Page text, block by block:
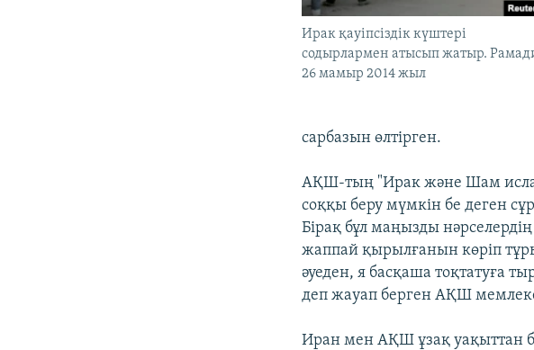
Ирак қауіпсіздік күштері
содырлармен атысып жатыр.
26 мамыр 2014 жыл
сарбазын өлтірген.
АҚШ-тың "Ирак және Шам
соққы беру мүмкін бе деген
Бірақ бұл маңызды
жаппай қырылғанын көріп
әуеден, я басқаша тоқтатуға
деп жауап берген АҚШ
Иран мен АҚШ ұзақ уақыттан